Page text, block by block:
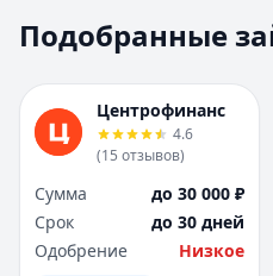
Подобранные
Центрофинанс
4.6
(15 отзывов)
Сумма
до 30 000 ₽
Срок
до 30 дней
Одобрение
Низкое